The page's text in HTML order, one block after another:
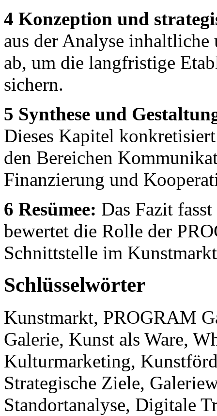
4 Konzeption und
aus der Analyse
ab, um die langfristige
sichern.
5 Synthese und
Dieses Kapitel
den Bereichen
Finanzierung und
6 Resümee: Das Fazit
bewertet die Rolle der
Schnittstelle im
Schlüsselwörter
Kunstmarkt, PROGRAM
Galerie, Kunst als Ware,
Kulturmarketing,
Strategische Ziele,
Standortanalyse, Digitale